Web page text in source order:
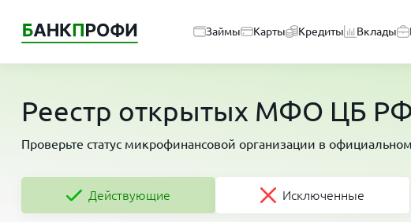
Займы Карты Кредиты Вклады
Реестр открытых МФО ЦБ
Проверьте статус микрофинансовой организации в
Действующие Исключенные